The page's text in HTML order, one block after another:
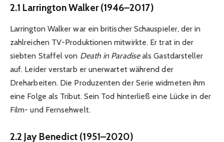
2.1 Larrington Walker (1946–2017)
Larrington Walker war ein britischer Schauspieler, der in
zahlreichen TV-Produktionen mitwirkte. Er trat in der
siebten Staffel von Death in Paradiseals Gastdarsteller
auf. Leider verstarb er unerwartet während der
Dreharbeiten. Die Produzenten der Serie widmeten ihm
eine Folge als Tribut. Sein Tod hinterließ eine Lücke in der
Film- und Fernsehwelt.
2.2 Jay Benedict (1951–2020)